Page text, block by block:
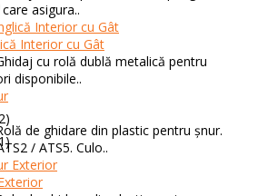
asigura..
Interior cu Gât
cu rolă dublă metalică pentru
disponibile..
de ghidare din plastic pentru șnur.
/ ATS5. Culo..